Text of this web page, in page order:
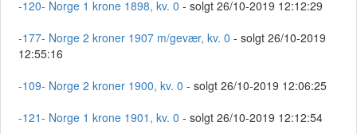
-120- Norge 1 krone 1898, kv. 0 - solgt 26/10-2019 12:12:29
-177- Norge 2 kroner 1907 m/gevær, kv. 0 - solgt 26/10-2019
12:55:16
-109- Norge 2 kroner 1900, kv. 0 - solgt 26/10-2019 12:06:25
-121- Norge 1 krone 1901, kv. 0 - solgt 26/10-2019 12:12:54